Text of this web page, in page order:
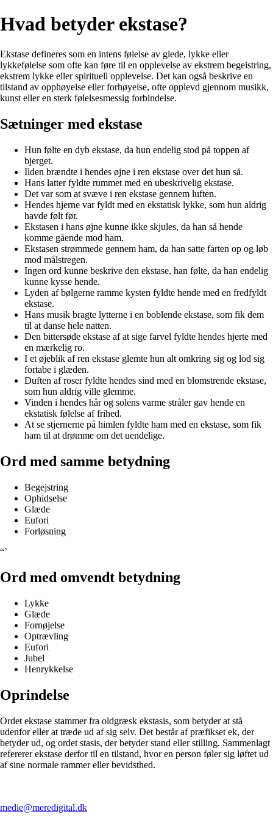
Hvad betyder ekstase?
Ekstase defineres som en intens følelse av glede, lykke eller
lykkefølelse som ofte kan føre til en opplevelse av ekstrem begeistring,
ekstrem lykke eller spirituell opplevelse. Det kan også beskrive en
tilstand av opphøyelse eller forhøyelse, ofte opplevd gjennom musikk,
kunst eller en sterk følelsesmessig forbindelse.
Sætninger med ekstase
Hun følte en dyb ekstase, da hun endelig stod på toppen af
bjerget.
Ilden brændte i hendes øjne i ren ekstase over det hun så.
Hans latter fyldte rummet med en ubeskrivelig ekstase.
Det var som at svæve i ren ekstase gennem luften.
Hendes hjerne var fyldt med en ekstatisk lykke, som hun aldrig
havde følt før.
Ekstasen i hans øjne kunne ikke skjules, da han så hende
komme gående mod ham.
Ekstasen strømmede gennem ham, da han satte farten op og løb
mod målstregen.
Ingen ord kunne beskrive den ekstase, han følte, da han endelig
kunne kysse hende.
Lyden af bølgerne ramme kysten fyldte hende med en fredfyldt
ekstase.
Hans musik bragte lytterne i en boblende ekstase, som fik dem
til at danse hele natten.
Den bittersøde ekstase af at sige farvel fyldte hendes hjerte med
en mærkelig ro.
I et øjeblik af ren ekstase glemte hun alt omkring sig og lod sig
fortabe i glæden.
Duften af roser fyldte hendes sind med en blomstrende ekstase,
som hun aldrig ville glemme.
Vinden i hendes hår og solens varme stråler gav hende en
ekstatisk følelse af frihed.
At se stjernerne på himlen fyldte ham med en ekstase, som fik
ham til at drømme om det uendelige.
Ord med samme betydning
Begejstring
Ophidselse
Glæde
Eufori
Forløsning
“`
Ord med omvendt betydning
Lykke
Glæde
Fornøjelse
Optrævling
Eufori
Jubel
Henrykkelse
Oprindelse
Ordet ekstase stammer fra oldgræsk ekstasis, som betyder at stå
udenfor eller at træde ud af sig selv. Det består af præfikset ek, der
betyder ud, og ordet stasis, der betyder stand eller stilling. Sammenlagt
refererer ekstase derfor til en tilstand, hvor en person føler sig løftet ud
af sine normale rammer eller bevidsthed.
medie@meredigital.dk